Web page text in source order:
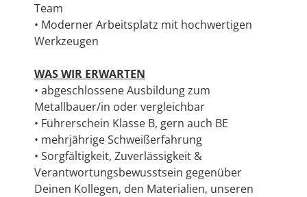
Team
• Moderner Arbeitsplatz mit hochwertigen
Werkzeugen
WAS WIR ERWARTEN
• abgeschlossene Ausbildung zum
Metallbauer/in oder vergleichbar
• Führerschein Klasse B, gern auch BE
• mehrjährige Schweißerfahrung
• Sorgfältigkeit, Zuverlässigkeit &
Verantwortungsbewusstsein gegenüber
Deinen Kollegen, den Materialien, unseren